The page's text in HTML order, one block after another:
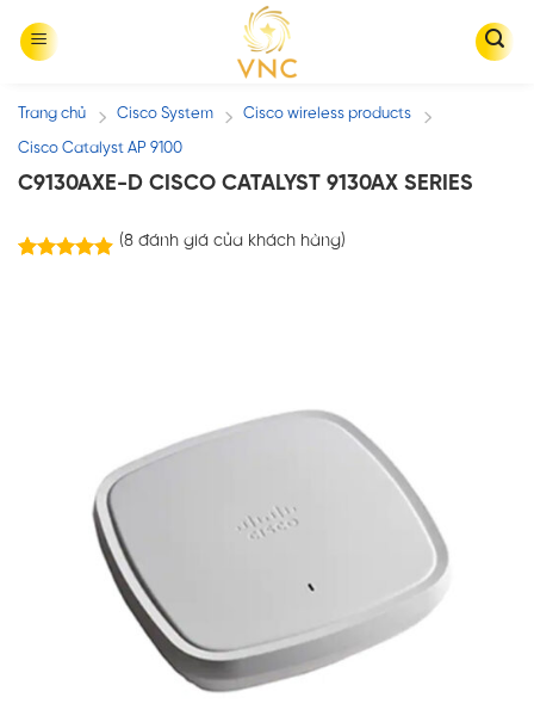
Trang chủ / Cisco System / Cisco wireless products /
Cisco Catalyst AP 9100
C9130AXE-D CISCO CATALYST 9130AX SERIES
(8đánh giá của khách hàng)